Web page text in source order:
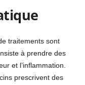
traitements sont
à prendre des
et l’inflammation.
prescrivent des